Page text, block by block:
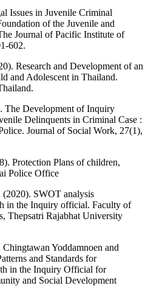
Issues in Juvenile Criminal
of the Juvenile and
Journal of Pacific Institute of
602.
Research and Development of an
and Adolescent in Thailand.
The Development of Inquiry
Delinquents in Criminal Case :
Journal of Social Work, 27(1),
Protection Plans of children,
Police Office
SWOT analysis
in the Inquiry official. Faculty of
Thepsatri Rajabhat University
Yoddamnoen and
and Standards for
in the Inquiry Official for
and Social Development